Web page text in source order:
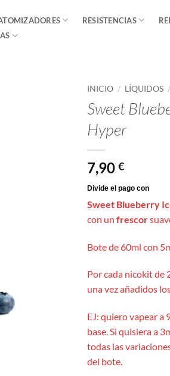
RESISTENCIAS
INICIO / LÍQUIDOS /
Sweet
Hyper
7,90 €
Sweet Blueberry
con un frescor
Bote de 60ml con
Por cada nicokit de
una vez añadidos
EJ: quiero vapear a
base. Si quisiera a
todas las
del bote.